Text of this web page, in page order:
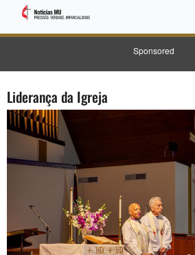
Sponsored
Liderança da Igreja